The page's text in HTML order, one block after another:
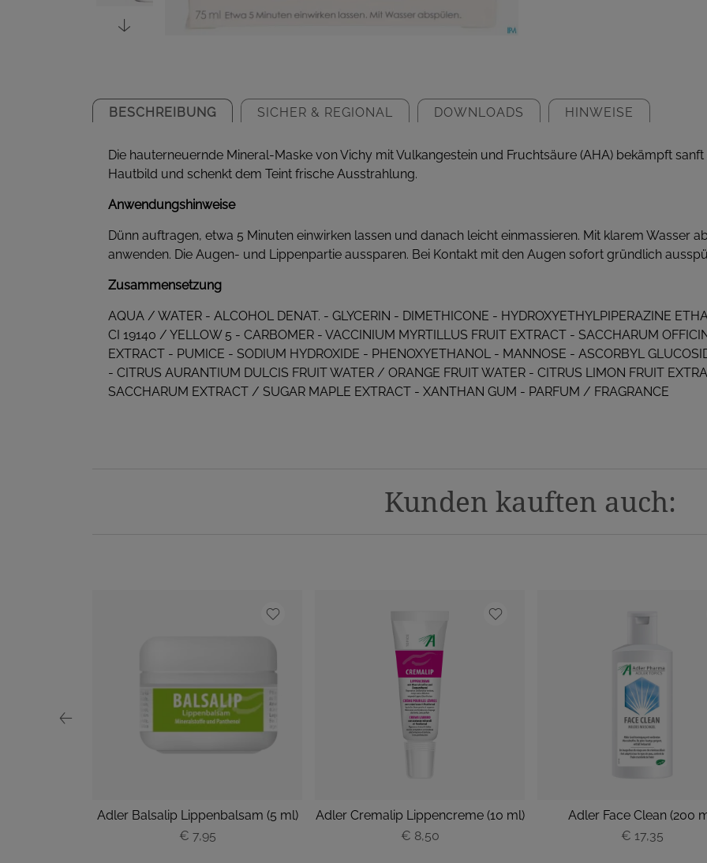
BESCHREIBUNG SICHER & REGIONAL DOWNLOADS HINWEISE
Die hauterneuernde Mineral-Maske von Vichy mit Vulkangestein und Fruchtsäure (AHA) bekämpft
Hautbild und schenkt dem Teint frische Ausstrahlung.
Anwendungshinweise
Dünn auftragen, etwa 5 Minuten einwirken lassen und danach leicht einmassieren. Mit klarem Wasser
anwenden. Die Augen- und Lippenpartie aussparen. Bei Kontakt mit den Augen sofort gründlich
Zusammensetzung
AQUA / WATER - ALCOHOL DENAT. - GLYCERIN - DIMETHICONE - HYDROXYETHYLPIPERAZINE
CI 19140 / YELLOW 5 - CARBOMER - VACCINIUM MYRTILLUS FRUIT EXTRACT - SACCHARUM
EXTRACT - PUMICE - SODIUM HYDROXIDE - PHENOXYETHANOL - MANNOSE - ASCORBYL
- CITRUS AURANTIUM DULCIS FRUIT WATER / ORANGE FRUIT WATER - CITRUS LIMON FRUIT
SACCHARUM EXTRACT / SUGAR MAPLE EXTRACT - XANTHAN GUM - PARFUM / FRAGRANCE
Kunden kauften auch:
Adler Balsalip Lippenbalsam (5 ml)
€ 7,95
Adler Cremalip Lippencreme (10 ml)
€ 8,50
Adler Face Clean (200
€ 17,35